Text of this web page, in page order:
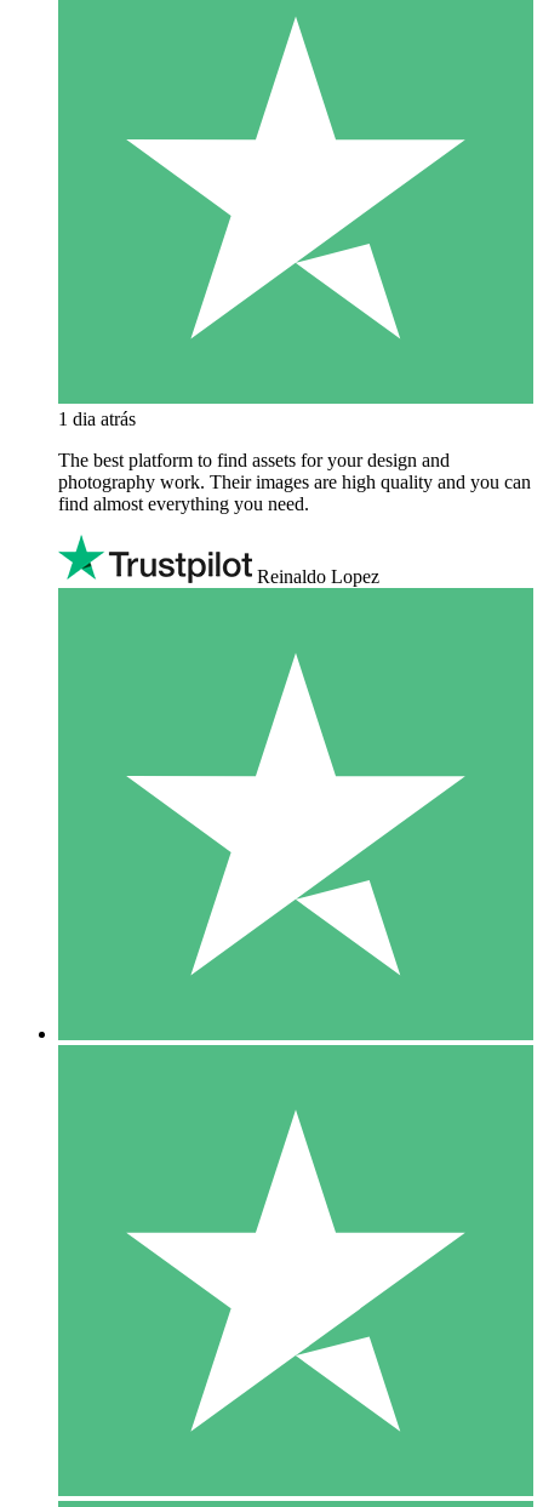
1 dia atrás
The best platform to find assets for your design and
photography work. Their images are high quality and you can
find almost everything you need.
Reinaldo Lopez